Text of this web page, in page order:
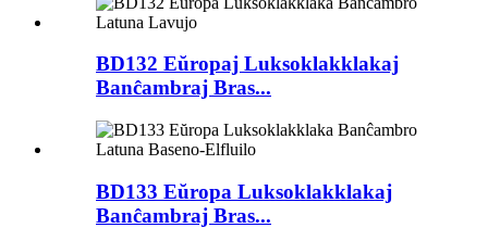
BD132 Eŭropaj Luksoklakklakaj
Banĉambraj Bras...
BD133 Eŭropa Luksoklakklakaj
Banĉambraj Bras...